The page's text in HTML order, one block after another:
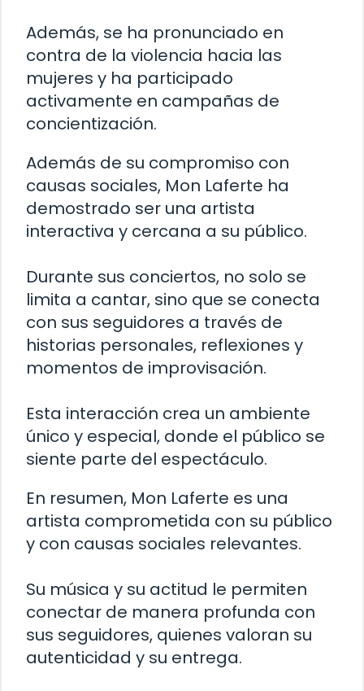
Además, se ha pronunciado en
contra de la violencia hacia las
mujeres y ha participado
activamente en campañas de
concientización.
Además de su compromiso con
causas sociales, Mon Laferte ha
demostrado ser una artista
interactiva y cercana a su público.
Durante sus conciertos, no solo se
limita a cantar, sino que se conecta
con sus seguidores a través de
historias personales, reflexiones y
momentos de improvisación.
Esta interacción crea un ambiente
único y especial, donde el público se
siente parte del espectáculo.
En resumen, Mon Laferte es una
artista comprometida con su público
y con causas sociales relevantes.
Su música y su actitud le permiten
conectar de manera profunda con
sus seguidores, quienes valoran su
autenticidad y su entrega.